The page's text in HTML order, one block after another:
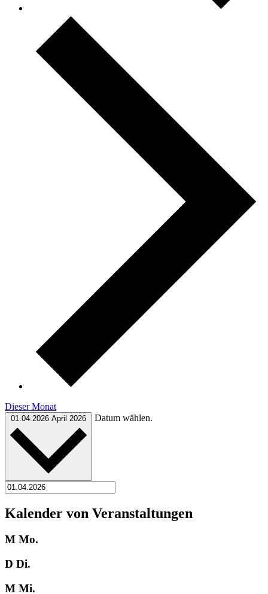
Dieser Monat
01.04.2026 April 2026 Datum wählen.
Kalender von Veranstaltungen
M Mo.
D Di.
M Mi.